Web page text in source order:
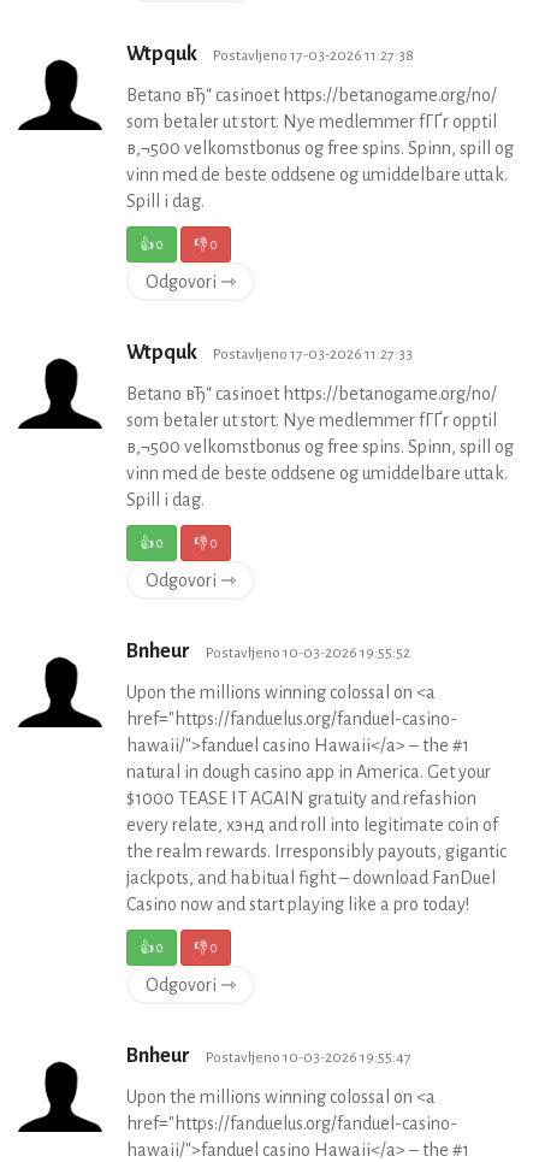
Wtpquk Postavljeno 17-03-2026 11:27:38
Betano вЂ“ casinoet https://betanogame.org/no/
som betaler ut stort. Nye medlemmer fГҐr opptil
в‚¬500 velkomstbonus og free spins. Spinn, spill og
vinn med de beste oddsene og umiddelbare uttak.
Spill i dag.
👍0 👎0
Odgovori ⇾
Wtpquk Postavljeno 17-03-2026 11:27:33
Betano вЂ“ casinoet https://betanogame.org/no/
som betaler ut stort. Nye medlemmer fГҐr opptil
в‚¬500 velkomstbonus og free spins. Spinn, spill og
vinn med de beste oddsene og umiddelbare uttak.
Spill i dag.
👍0 👎0
Odgovori ⇾
Bnheur Postavljeno 10-03-2026 19:55:52
Upon the millions winning colossal on <a
href="https://fanduelus.org/fanduel-casino-
hawaii/">fanduel casino Hawaii</a> – the #1
natural in dough casino app in America. Get your
$1000 TEASE IT AGAIN gratuity and refashion
every relate, хэнд and roll into legitimate coin of
the realm rewards. Irresponsibly payouts, gigantic
jackpots, and habitual fight – download FanDuel
Casino now and start playing like a pro today!
👍0 👎0
Odgovori ⇾
Bnheur Postavljeno 10-03-2026 19:55:47
Upon the millions winning colossal on <a
href="https://fanduelus.org/fanduel-casino-
hawaii/">fanduel casino Hawaii</a> – the #1